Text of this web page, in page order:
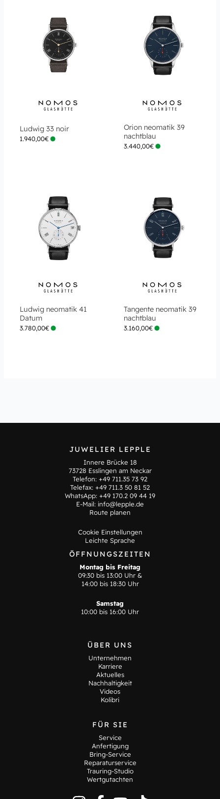
Ludwig 33 noir
1.940,00€
Orion neomatik 39
nachtblau
3.440,00€
Ludwig neomatik 41
Datum
3.780,00€
Tangente neomatik 39
nachtblau
3.160,00€
JUWELIER LEPPLE
Innere Brücke 18
73728 Esslingen am Neckar
Telefon: +49 711.35 73 92
Telefax: +49 711.3 50 81 52
WhatsApp: +49 170.2 09 44 19
E-Mail: info@lepple.de
Route planen
Cookie Einstellungen
Leichte Sprache
ÖFFNUNGSZEITEN
Montag bis Freitag
09:30 bis 13:00 Uhr &
14:00 bis 18:30 Uhr
Samstag
10:00 bis 16:00 Uhr
ÜBER UNS
Unternehmen
Karriere
Aktuelles
Nachhaltigkeit
Videos
Kolibri
FÜR SIE
Service
Anfertigung
Bring-Service
Reparaturservice
Trauring-Studio
Wertgutachten